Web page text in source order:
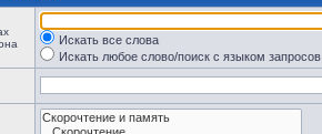
Искать все слова
Искать любое слово/поиск с языком запросов